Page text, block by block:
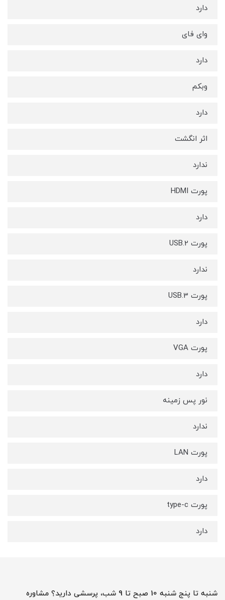
دارد
وای فای
دارد
وبکم
دارد
اثر انگشت
ندارد
پورت HDMI
دارد
پورت USB.2
ندارد
پورت USB.3
دارد
پورت VGA
دارد
نور پس زمینه
ندارد
پورت LAN
دارد
پورت type-c
دارد
شنبه تا پنج شنبه 10 صبح تا 9 شب، پرسشی دارید؟ مشاوره